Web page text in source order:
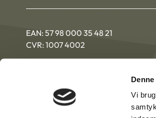
Vi
EAN: 57 98 000 35 48 21
CVR: 1007 4002